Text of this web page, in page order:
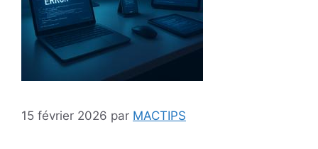
15 février 2026 par MACTIPS